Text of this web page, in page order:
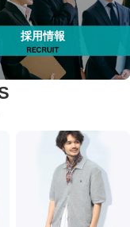
採用情報